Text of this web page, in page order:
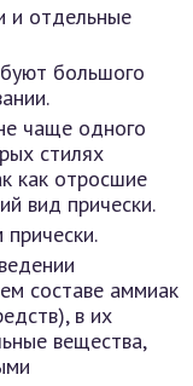
и отдельные
большого
чаще одного
стилях
как отросшие
вид прически.
составе аммиак
в их
вещества,